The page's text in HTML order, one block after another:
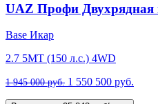
UAZ Профи Двухрядная
Base Икар
2.7 5MT (150 л.с.) 4WD
1 945 000 руб. 1 550 500 руб.